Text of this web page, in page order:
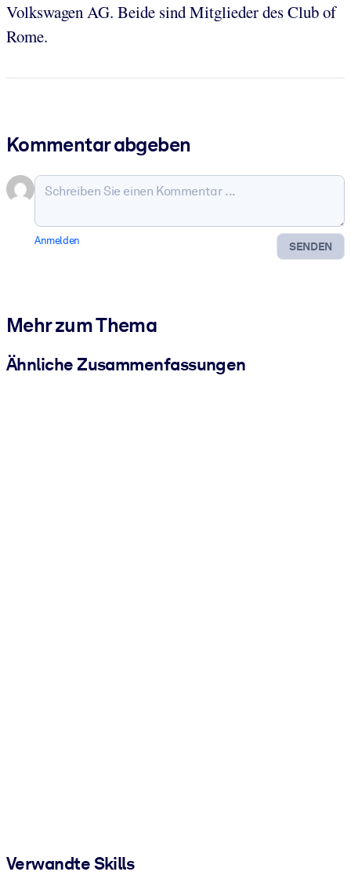
Volkswagen AG. Beide sind Mitglieder des Club of
Rome.
Kommentar abgeben
SENDEN
Anmelden
Mehr zum Thema
Ähnliche Zusammenfassungen
Verwandte Skills